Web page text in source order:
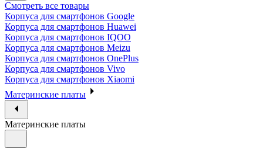
Смотреть все товары
Корпуса для смартфонов Google
Корпуса для смартфонов Huawei
Корпуса для смартфонов IQOO
Корпуса для смартфонов Meizu
Корпуса для смартфонов OnePlus
Корпуса для смартфонов Vivo
Корпуса для смартфонов Xiaomi
Материнские платы
Материнские платы